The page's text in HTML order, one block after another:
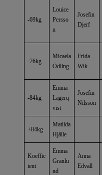
-69kg
Louice
Persso
n
Josefin
Djerf
-76kg
Micaela
Ödling
Frida
Wik
-84kg
Emma
Lagerq
vist
Josefin
Nilsson
+84kg
Matilda
Hjälle
Koeffic
ient
Emma
Granlu
nd
Anna
Edvall